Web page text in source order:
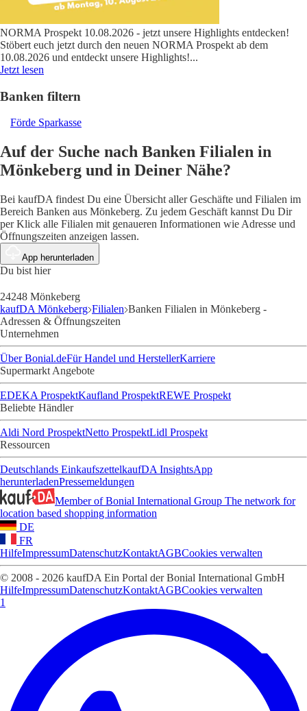
NORMA Prospekt 10.08.2026 - jetzt unsere Highlights entdecken!
Stöbert euch jetzt durch den neuen NORMA Prospekt ab dem
10.08.2026 und entdeckt unsere Highlights!...
Jetzt lesen
Banken filtern
Förde Sparkasse
Auf der Suche nach Banken Filialen in
Mönkeberg und in Deiner Nähe?
Bei kaufDA findest Du eine Übersicht aller Geschäfte und Filialen im
Bereich Banken aus Mönkeberg. Zu jedem Geschäft kannst Du Dir
per Klick alle Filialen mit genaueren Informationen wie Adresse und
Öffnungszeiten anzeigen lassen.
App herunterladen
Du bist hier
24248 Mönkeberg
kaufDA Mönkeberg Filialen Banken Filialen in Mönkeberg -
Adressen & Öffnungszeiten
Unternehmen
Über Bonial.deFür Handel und HerstellerKarriere
Supermarkt Angebote
EDEKA ProspektKaufland ProspektREWE Prospekt
Beliebte Händler
Aldi Nord ProspektNetto ProspektLidl Prospekt
Ressourcen
Deutschlands EinkaufszettelkaufDA InsightsApp
herunterladenPressemeldungen
Member of Bonial International Group The network for
location based shopping information
DE
FR
HilfeImpressumDatenschutzKontaktAGBCookies verwalten
© 2008 - 2026 kaufDA Ein Portal der Bonial International GmbH
HilfeImpressumDatenschutzKontaktAGBCookies verwalten
1